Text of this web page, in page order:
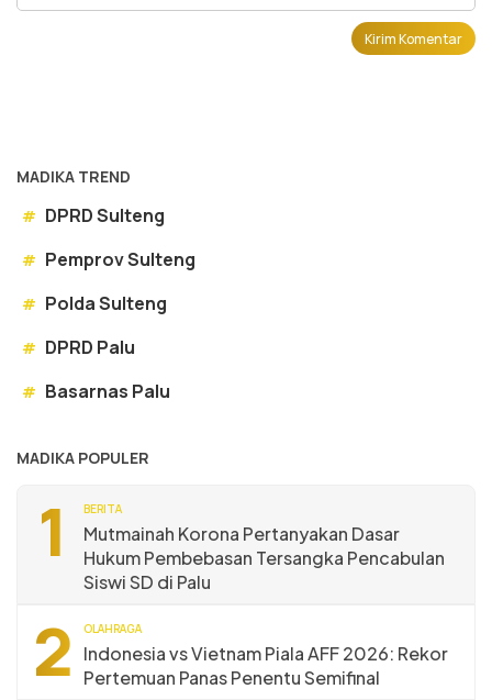
MADIKA TREND
# DPRD Sulteng
# Pemprov Sulteng
# Polda Sulteng
# DPRD Palu
# Basarnas Palu
MADIKA POPULER
1 BERITA
Mutmainah Korona Pertanyakan Dasar
Hukum Pembebasan Tersangka Pencabulan
Siswi SD di Palu
2 OLAHRAGA
Indonesia vs Vietnam Piala AFF 2026: Rekor
Pertemuan Panas Penentu Semifinal